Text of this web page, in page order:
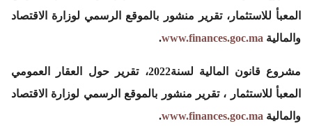
المعبأ للاستثمار، تقرير منشور بالموقع الرسمي لوزارة الاقتصاد
والمالية www.finances.goc.ma
.
مشروع قانون المالية لسنة2022، تقرير حول العقار العمومي
المعبأ للاستثمار ، تقرير منشور بالموقع الرسمي لوزارة الاقتصاد
والمالية www.finances.goc.ma
.